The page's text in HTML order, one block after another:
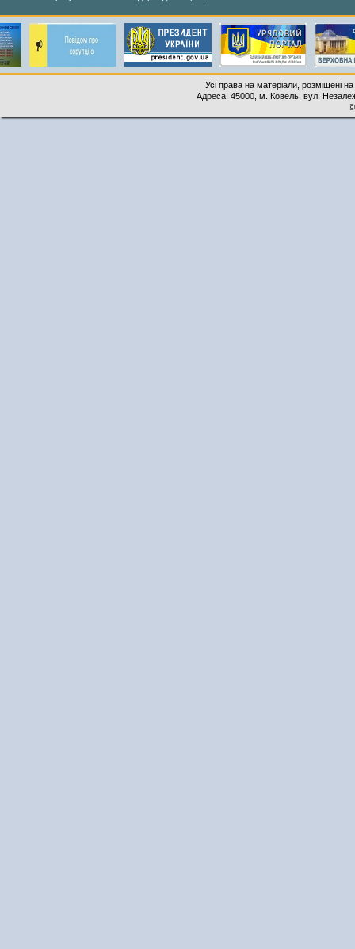
Усі права на матеріали, розміщені
Адреса: 45000, м. Ковель, вул.